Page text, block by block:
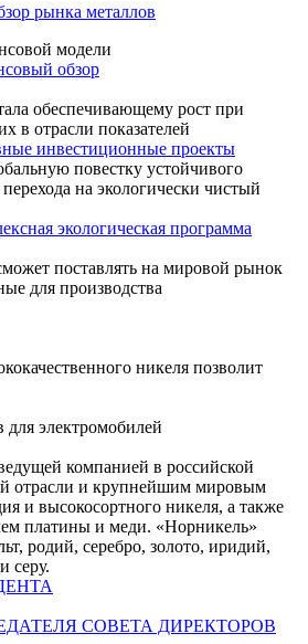
рынка металлов
модели
обзор
обеспечивающему рост при
в отрасли показателей
инвестиционные проекты
повестку устойчивого
на экологически чистый
экологическая программа
поставлять на мировой рынок
для производства
никеля позволит
для электромобилей
компанией в российской
отрасли и крупнейшим мировым
и высокосортного никеля, а также
платины и меди. «Норникель»
родий, серебро, золото, иридий,
серу.
СОВЕТА ДИРЕКТОРОВ